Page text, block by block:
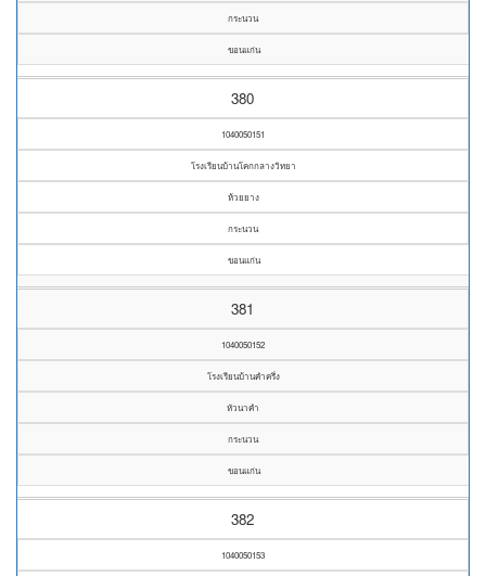
กระนวน
ขอนแก่น
380
1040050151
โรงเรียนบ้านโคกกลางวิทยา
ห้วยยาง
กระนวน
ขอนแก่น
381
1040050152
โรงเรียนบ้านคำครึ่ง
หัวนาคำ
กระนวน
ขอนแก่น
382
1040050153